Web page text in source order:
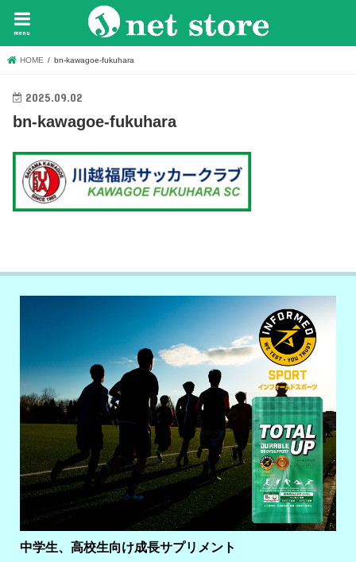
menu
HOME bn-kawagoe-fukuhara
2025.09.02
bn-kawagoe-fukuhara
中学生、高校生向け成長サプリメント